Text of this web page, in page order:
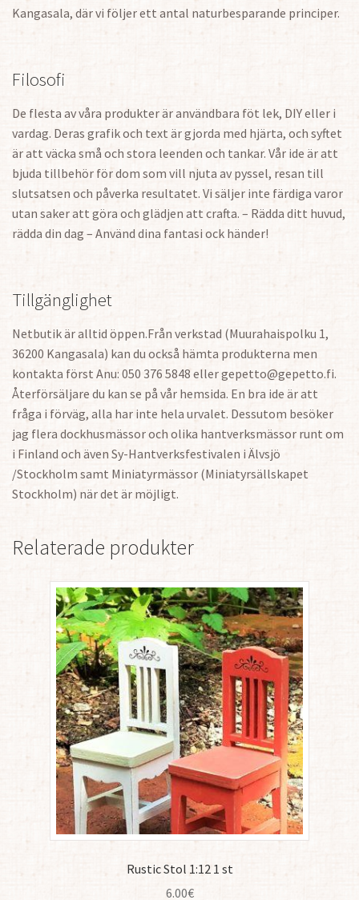
Kangasala, där vi följer ett antal naturbesparande principer.
Filosofi
De flesta av våra produkter är användbara föt lek, DIY eller i
vardag. Deras grafik och text är gjorda med hjärta, och syftet
är att väcka små och stora leenden och tankar. Vår ide är att
bjuda tillbehör för dom som vill njuta av pyssel, resan till
slutsatsen och påverka resultatet. Vi säljer inte färdiga varor
utan saker att göra och glädjen att crafta. – Rädda ditt huvud,
rädda din dag – Använd dina fantasi ock händer!
Tillgänglighet
Netbutik är alltid öppen.Från verkstad (Muurahaispolku 1,
36200 Kangasala) kan du också hämta produkterna men
kontakta först Anu: 050 376 5848 eller gepetto@gepetto.fi.
Återförsäljare du kan se på vår hemsida. En bra ide är att
fråga i förväg, alla har inte hela urvalet. Dessutom besöker
jag flera dockhusmässor och olika hantverksmässor runt om
i Finland och även Sy-Hantverksfestivalen i Älvsjö
/Stockholm samt Miniatyrmässor (Miniatyrsällskapet
Stockholm) när det är möjligt.
Relaterade produkter
Rustic Stol 1:12 1 st
6.00€